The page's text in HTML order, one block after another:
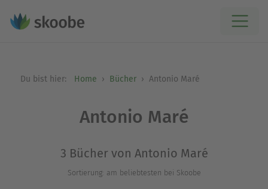
Du bist hier: Home Bücher Antonio Maré
Antonio Maré
3 Bücher von Antonio Maré
Sortierung: am beliebtesten bei Skoobe